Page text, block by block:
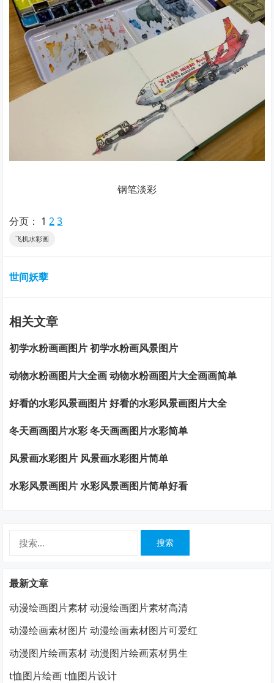
钢笔淡彩
分页： 1 2 3
飞机水彩画
世间妖孽
相关文章
初学水粉画画图片 初学水粉画风景图片
动物水粉画图片大全画 动物水粉画图片大全画画简单
好看的水彩风景画图片 好看的水彩风景画图片大全
冬天画画图片水彩 冬天画画图片水彩简单
风景画水彩图片 风景画水彩图片简单
水彩风景画图片 水彩风景画图片简单好看
最新文章
动漫绘画图片素材 动漫绘画图片素材高清
动漫绘画素材图片 动漫绘画素材图片可爱红
动漫图片绘画素材 动漫图片绘画素材男生
t恤图片绘画 t恤图片设计